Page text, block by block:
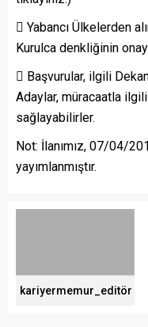
 Yabancı Ülkelerden
Kurulca denkliğinin
 Başvurular, ilgili
Adaylar, müracaatla
sağlayabilirler.
Not: İlanımız, 07/04/
yayımlanmıştır.
kariyermemur_editör